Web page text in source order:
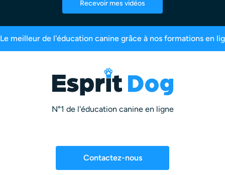
Recevoir mes vidéos
inscrits 99,6% de satisfaction 2,5
N°1 de l'éducation canine en ligne
Contactez-nous